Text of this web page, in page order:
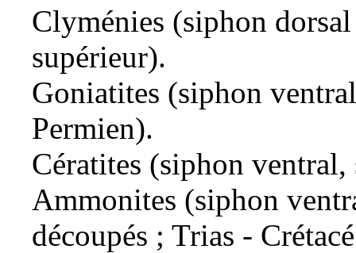
Clyménies (siphon
supérieur).
Goniatites (siphon
Permien).
Cératites (siphon
Ammonites (siphon
découpés ; Trias -